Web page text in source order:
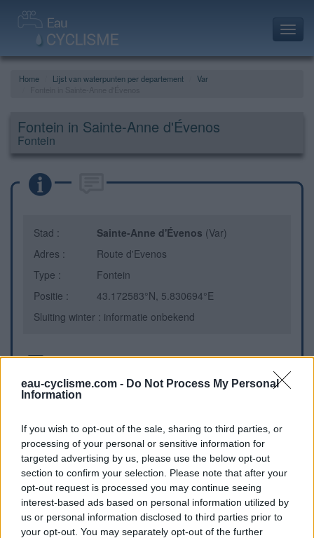
eau-cyclisme.com - Do Not Process My Personal
Information
If you wish to opt-out of the sale, sharing to third parties, or
processing of your personal or sensitive information for
targeted advertising by us, please use the below opt-out
section to confirm your selection. Please note that after your
opt-out request is processed you may continue seeing
interest-based ads based on personal information utilized by
us or personal information disclosed to third parties prior to
your opt-out. You may separately opt-out of the further
Home Lijst van waterpunten per departement
Var
Fontein in Sainte-Anne d'Évenos
Fontein
Stad : Sainte-Anne d'Évenos (Var)
Adres :
Route d'Evenos
Type :
Fontein
Positie :
43.172583°N, 5.830694°E
Sluiting winter : informatie onbekend
Eau de source libre d'accès sur terrain de boule.
Visuele aanwijzingen